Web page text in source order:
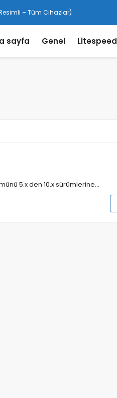
– Tüm Cihazlar)
sayfa Genel Litespeed
5.x den 10.x sürümlerine…